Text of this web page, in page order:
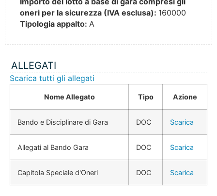
oneri per la sicurezza (IVA esclusa): 160000
Tipologia appalto: A
ALLEGATI
Scarica tutti gli allegati
Nome Allegato Tipo Azione
Bando e Disciplinare di Gara DOC Scarica
Allegati al Bando Gara DOC Scarica
Capitola Speciale d'Oneri DOC Scarica